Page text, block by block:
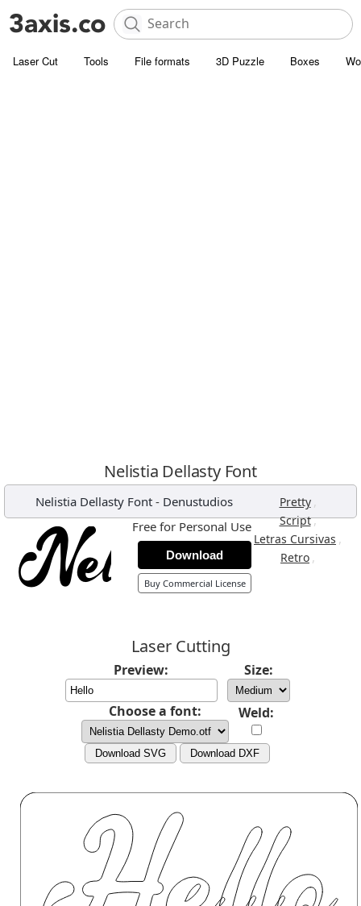
Laser Cut Tools File formats 3D Puzzle Boxes
Nelistia Dellasty Font
Nelistia Dellasty Font - Denustudios Pretty ,
Script,
Letras Cursivas ,
Retro ,
Free for Personal Use
Download
Buy Commercial License
Laser Cutting
Preview: Size:
Choose a font: Weld:
Download SVG Download DXF